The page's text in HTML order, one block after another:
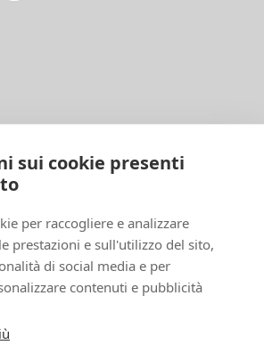
sui cookie presenti
per raccogliere e analizzare
prestazioni e sull'utilizzo del sito,
di social media e per
contenuti e pubblicità
Siro
Maura